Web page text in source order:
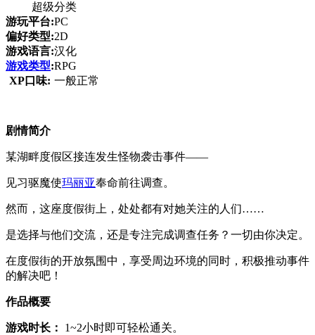
超级分类
游玩平台:PC
偏好类型:2D
游戏语言:汉化
游戏类型:RPG
XP口味: 一般正常
剧情简介
某湖畔度假区接连发生怪物袭击事件——
见习驱魔使玛丽亚奉命前往调查。
然而，这座度假街上，处处都有对她关注的人们……
是选择与他们交流，还是专注完成调查任务？一切由你决定。
在度假街的开放氛围中，享受周边环境的同时，积极推动事件
的解决吧！
作品概要
游戏时长： 1~2小时即可轻松通关。